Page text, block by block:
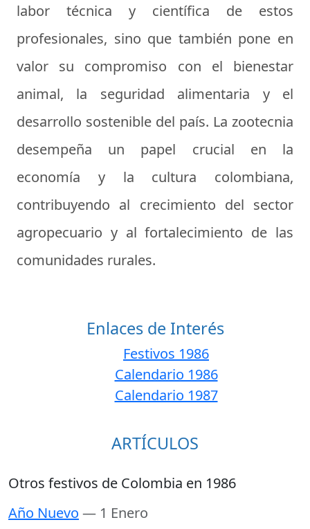
labor técnica y científica de estos
profesionales, sino que también pone en
valor su compromiso con el bienestar
animal, la seguridad alimentaria y el
desarrollo sostenible del país. La zootecnia
desempeña un papel crucial en la
economía y la cultura colombiana,
contribuyendo al crecimiento del sector
agropecuario y al fortalecimiento de las
comunidades rurales.
Enlaces de Interés
Festivos 1986
Calendario 1986
Calendario 1987
ARTÍCULOS
Otros festivos de Colombia en 1986
Año Nuevo — 1 Enero